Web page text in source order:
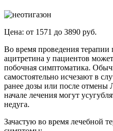
Цена: от 1571 до 3890 руб.
Во время проведения терапии
ацитретина у пациентов
побочная симптоматика.
самостоятельно исчезают в
ранее дозы или после отмены
начале лечения могут
недуга.
Зачастую во время лечебной